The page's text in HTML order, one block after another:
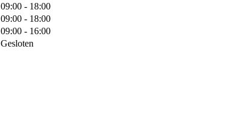
09:00 - 18:00
09:00 - 18:00
09:00 - 16:00
Gesloten